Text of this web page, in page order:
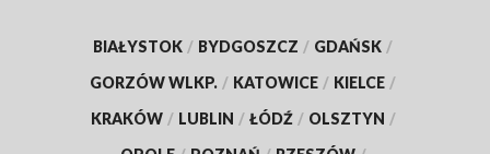
BIAŁYSTOK / BYDGOSZCZ / GDAŃSK /
GORZÓW WLKP. / KATOWICE / KIELCE /
KRAKÓW / LUBLIN / ŁÓDŹ / OLSZTYN /